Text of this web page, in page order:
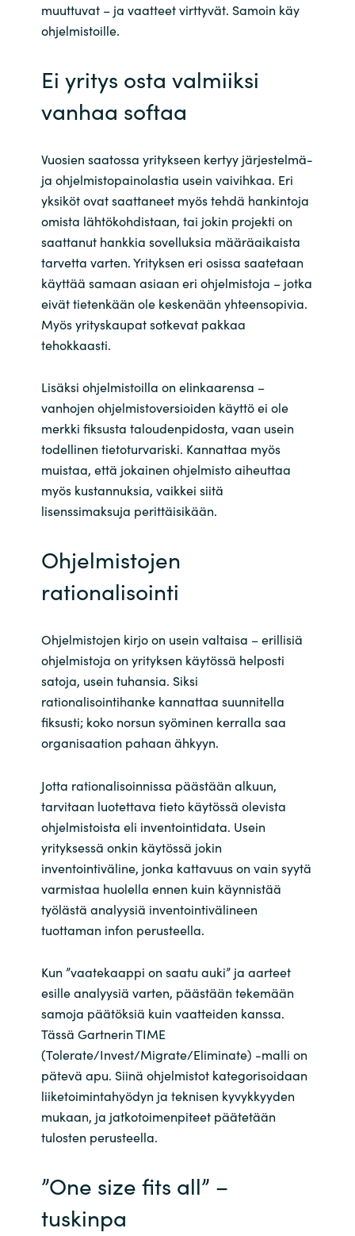
Portugal
Romania
Slovenia
Singapore
Spain
Sri Lanka
Sweden
Ukraine
United Kingdom
United States
muuttuvat – ja vaatteet virttyvät. Samoin käy
ohjelmistoille.
Ei yritys osta valmiiksi
vanhaa softaa
Vuosien saatossa yritykseen kertyy järjestelmä-
ja ohjelmistopainolastia usein vaivihkaa. Eri
yksiköt ovat saattaneet myös tehdä hankintoja
omista lähtökohdistaan, tai jokin projekti on
saattanut hankkia sovelluksia määräaikaista
tarvetta varten. Yrityksen eri osissa saatetaan
käyttää samaan asiaan eri ohjelmistoja – jotka
eivät tietenkään ole keskenään yhteensopivia.
Myös yrityskaupat sotkevat pakkaa
tehokkaasti.
Lisäksi ohjelmistoilla on elinkaarensa –
vanhojen ohjelmistoversioiden käyttö ei ole
merkki fiksusta taloudenpidosta, vaan usein
todellinen tietoturvariski. Kannattaa myös
muistaa, että jokainen ohjelmisto aiheuttaa
myös kustannuksia, vaikkei siitä
lisenssimaksuja perittäisikään.
Ohjelmistojen
rationalisointi
Ohjelmistojen kirjo on usein valtaisa – erillisiä
ohjelmistoja on yrityksen käytössä helposti
satoja, usein tuhansia. Siksi
rationalisointihanke kannattaa suunnitella
fiksusti; koko norsun syöminen kerralla saa
organisaation pahaan ähkyyn.
Jotta rationalisoinnissa päästään alkuun,
tarvitaan luotettava tieto käytössä olevista
ohjelmistoista eli inventointidata. Usein
yrityksessä onkin käytössä jokin
inventointiväline, jonka kattavuus on vain syytä
varmistaa huolella ennen kuin käynnistää
työlästä analyysiä inventointivälineen
tuottaman infon perusteella.
Kun ”vaatekaappi on saatu auki” ja aarteet
esille analyysiä varten, päästään tekemään
samoja päätöksiä kuin vaatteiden kanssa.
Tässä Gartnerin TIME
(Tolerate/Invest/Migrate/Eliminate) -malli on
pätevä apu. Siinä ohjelmistot kategorisoidaan
liiketoimintahyödyn ja teknisen kyvykkyyden
mukaan, ja jatkotoimenpiteet päätetään
tulosten perusteella.
”One size fits all” –
tuskinpa